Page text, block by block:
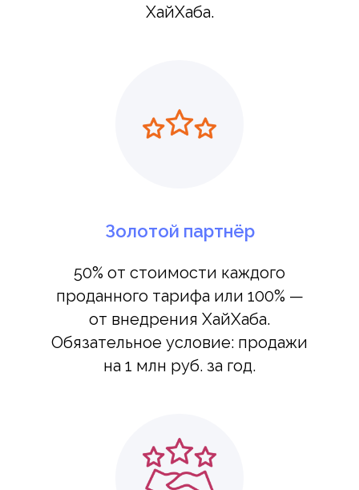
ХайХаба.
Золотой партнёр
50% от стоимости каждого
проданного тарифа или 100% —
от внедрения ХайХаба.
Обязательное условие: продажи
на 1 млн руб. за год.